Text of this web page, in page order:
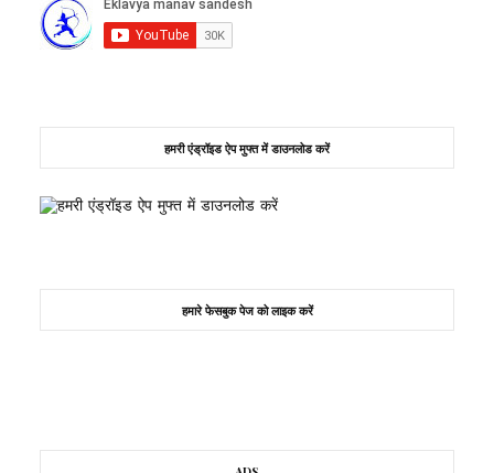
हमरी एंड्रॉइड ऐप मुफ्त में डाउनलोड करें
हमारे फेसबुक पेज को लाइक करें